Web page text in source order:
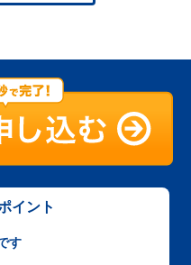
イント
す